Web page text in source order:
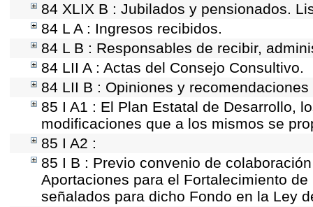
84 XLIX B : Jubilados y pensionados.
84 L A : Ingresos recibidos.
84 L B : Responsables de recibir,
84 LII A : Actas del Consejo Consultivo.
84 LII B : Opiniones y
85 I A1 : El Plan Estatal de Desarrollo,
modificaciones que a los mismos se
85 I A2 :
85 I B : Previo convenio de
Aportaciones para el Fortalecimiento
señalados para dicho Fondo en la Ley